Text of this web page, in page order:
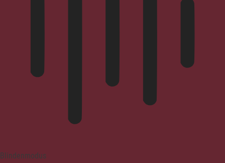
Blindenmodus